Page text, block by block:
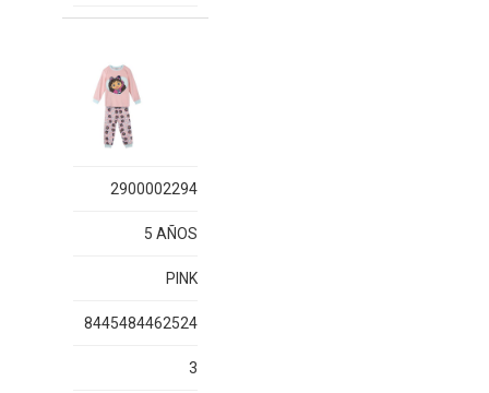
2900002294
5 AÑOS
PINK
8445484462524
3